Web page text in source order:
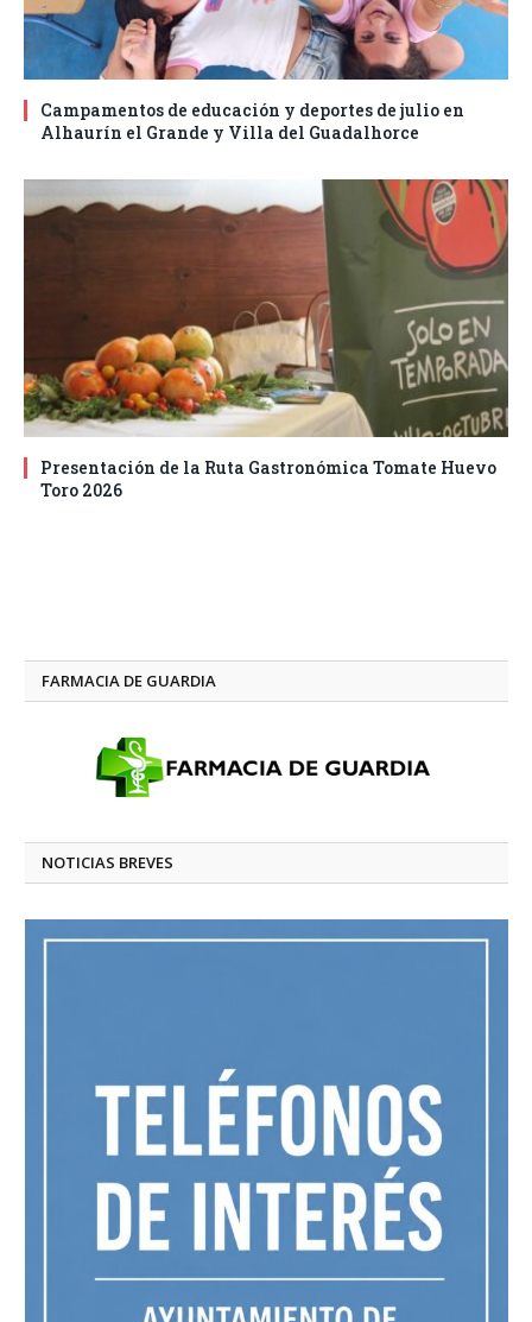
Campamentos de educación y deportes de julio en
Alhaurín el Grande y Villa del Guadalhorce
Presentación de la Ruta Gastronómica Tomate Huevo
Toro 2026
FARMACIA DE GUARDIA
NOTICIAS BREVES